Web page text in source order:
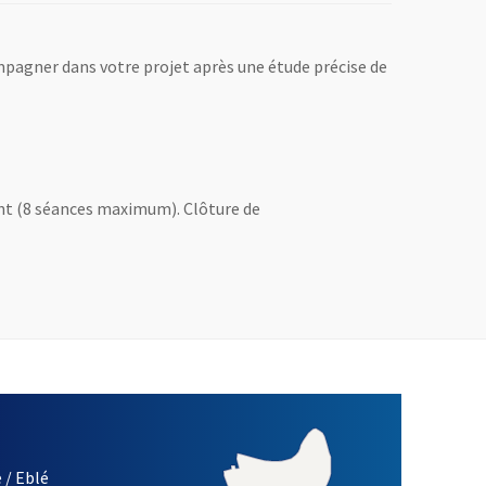
dans votre projet après une étude précise de
séances maximum). Clôture de
/ Eblé